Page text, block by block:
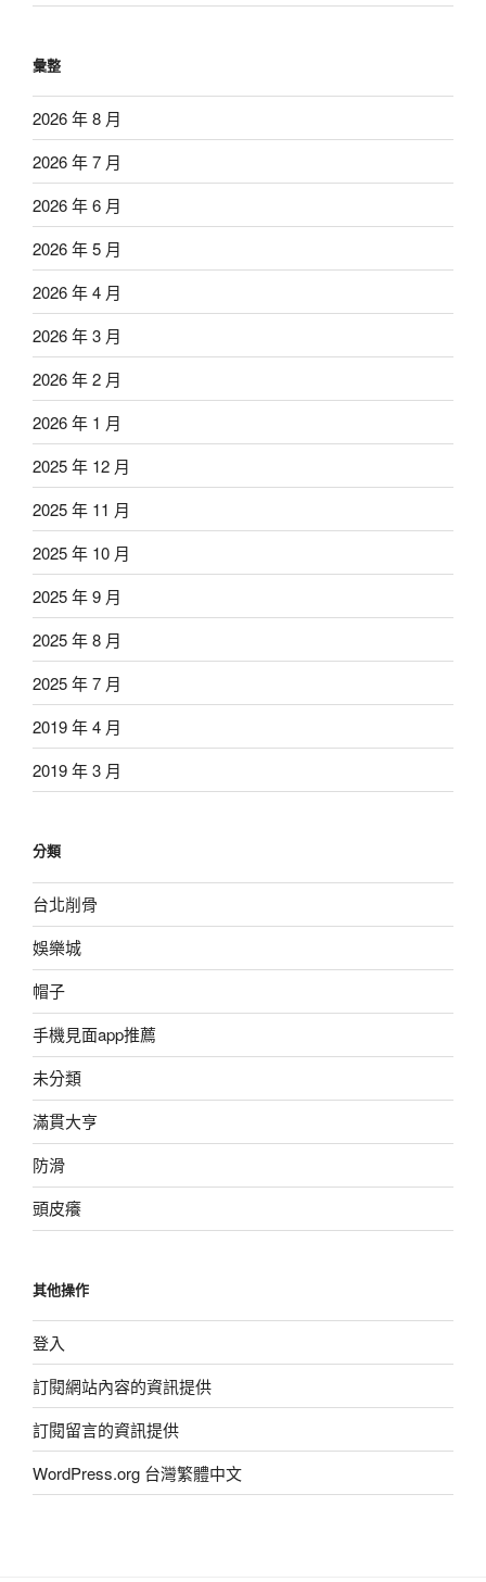
彙整
2026 年 8 月
2026 年 7 月
2026 年 6 月
2026 年 5 月
2026 年 4 月
2026 年 3 月
2026 年 2 月
2026 年 1 月
2025 年 12 月
2025 年 11 月
2025 年 10 月
2025 年 9 月
2025 年 8 月
2025 年 7 月
2019 年 4 月
2019 年 3 月
分類
台北削骨
娛樂城
帽子
手機見面app推薦
未分類
滿貫大亨
防滑
頭皮癢
其他操作
登入
訂閱網站內容的資訊提供
訂閱留言的資訊提供
WordPress.org 台灣繁體中文